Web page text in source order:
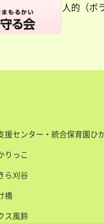
人的（ボ
援センター・統合保育園ひ
りっこ
ら刈谷
橋
ス風鈴